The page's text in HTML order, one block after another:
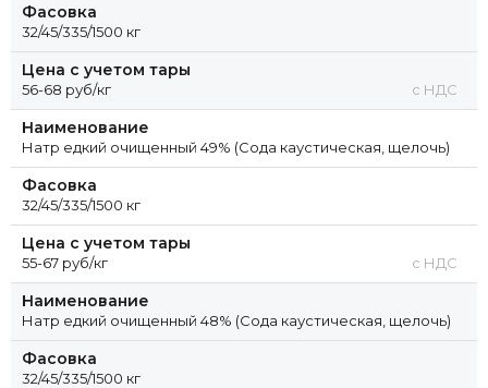
Фасовка
32/45/335/1500 кг
Цена с учетом тары
56-68 руб/кг с НДС
Наименование
Натр едкий очищенный 49% (Сода каустическая, щелочь)
Фасовка
32/45/335/1500 кг
Цена с учетом тары
55-67 руб/кг с НДС
Наименование
Натр едкий очищенный 48% (Сода каустическая, щелочь)
Фасовка
32/45/335/1500 кг